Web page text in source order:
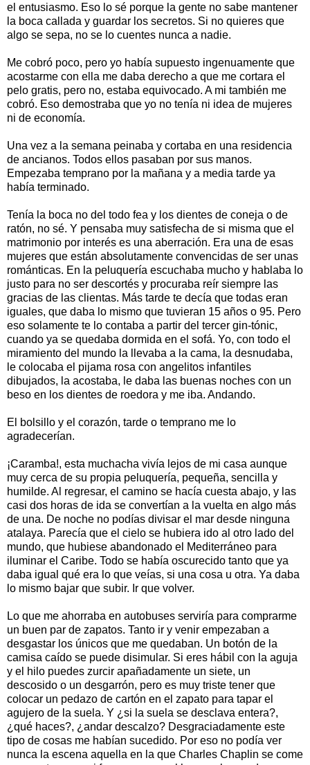
el entusiasmo. Eso lo sé porque la gente no sabe mantener
la boca callada y guardar los secretos. Si no quieres que
algo se sepa, no se lo cuentes nunca a nadie.
Me cobró poco, pero yo había supuesto ingenuamente que
acostarme con ella me daba derecho a que me cortara el
pelo gratis, pero no, estaba equivocado. A mi también me
cobró. Eso demostraba que yo no tenía ni idea de mujeres
ni de economía.
Una vez a la semana peinaba y cortaba en una residencia
de ancianos. Todos ellos pasaban por sus manos.
Empezaba temprano por la mañana y a media tarde ya
había terminado.
Tenía la boca no del todo fea y los dientes de coneja o de
ratón, no sé. Y pensaba muy satisfecha de si misma que el
matrimonio por interés es una aberración. Era una de esas
mujeres que están absolutamente convencidas de ser unas
románticas. En la peluquería escuchaba mucho y hablaba lo
justo para no ser descortés y procuraba reír siempre las
gracias de las clientas. Más tarde te decía que todas eran
iguales, que daba lo mismo que tuvieran 15 años o 95. Pero
eso solamente te lo contaba a partir del tercer gin-tónic,
cuando ya se quedaba dormida en el sofá. Yo, con todo el
miramiento del mundo la llevaba a la cama, la desnudaba,
le colocaba el pijama rosa con angelitos infantiles
dibujados, la acostaba, le daba las buenas noches con un
beso en los dientes de roedora y me iba. Andando.
El bolsillo y el corazón, tarde o temprano me lo
agradecerían.
¡Caramba!, esta muchacha vivía lejos de mi casa aunque
muy cerca de su propia peluquería, pequeña, sencilla y
humilde. Al regresar, el camino se hacía cuesta abajo, y las
casi dos horas de ida se convertían a la vuelta en algo más
de una. De noche no podías divisar el mar desde ninguna
atalaya. Parecía que el cielo se hubiera ido al otro lado del
mundo, que hubiese abandonado el Mediterráneo para
iluminar el Caribe. Todo se había oscurecido tanto que ya
daba igual qué era lo que veías, si una cosa u otra. Ya daba
lo mismo bajar que subir. Ir que volver.
Lo que me ahorraba en autobuses serviría para comprarme
un buen par de zapatos. Tanto ir y venir empezaban a
desgastar los únicos que me quedaban. Un botón de la
camisa caído se puede disimular. Si eres hábil con la aguja
y el hilo puedes zurcir apañadamente un siete, un
descosido o un desgarrón, pero es muy triste tener que
colocar un pedazo de cartón en el zapato para tapar el
agujero de la suela. Y ¿si la suela se desclava entera?,
¿qué haces?, ¿andar descalzo? Desgraciadamente este
tipo de cosas me habían sucedido. Por eso no podía ver
nunca la escena aquella en la que Charles Chaplin se come